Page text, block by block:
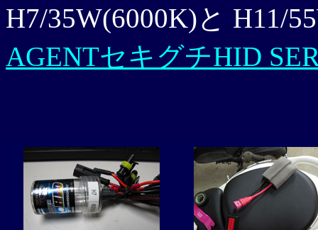
H7/35W(6000K)と H11/
AGENTセキグチHID